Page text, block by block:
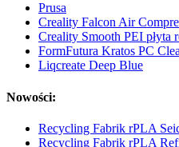
Prusa
Creality Falcon Air
Creality Smooth PEI płyta
FormFutura Kratos PC
Liqcreate Deep Blue
Nowości:
Recycling Fabrik rPLA
Recycling Fabrik rPLA